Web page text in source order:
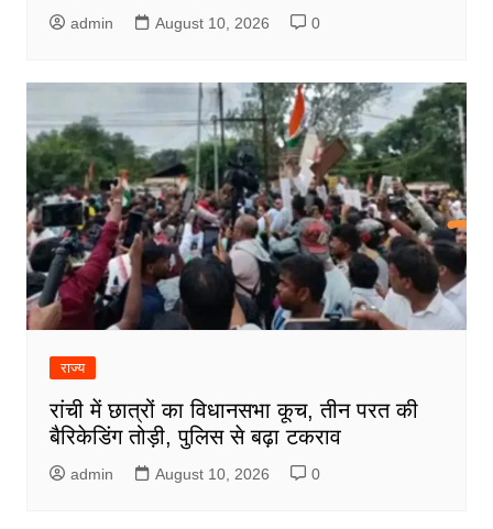
admin August 10, 2026 0
राज्य
रांची में छात्रों का विधानसभा कूच, तीन परत की
बैरिकेडिंग तोड़ी, पुलिस से बढ़ा टकराव
admin August 10, 2026 0